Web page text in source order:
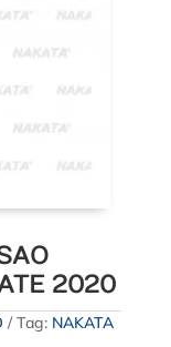
2020
Tag: NAKATA